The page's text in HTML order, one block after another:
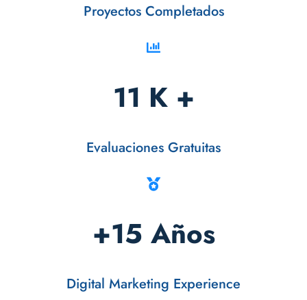
Proyectos Completados
11 K +
Evaluaciones Gratuitas
+15 Años
Digital Marketing Experience